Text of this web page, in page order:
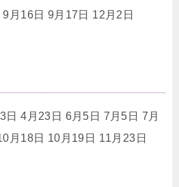
月16日 9月17日 12月2日
日 4月23日 6月5日 7月5日 7月
月18日 10月19日 11月23日